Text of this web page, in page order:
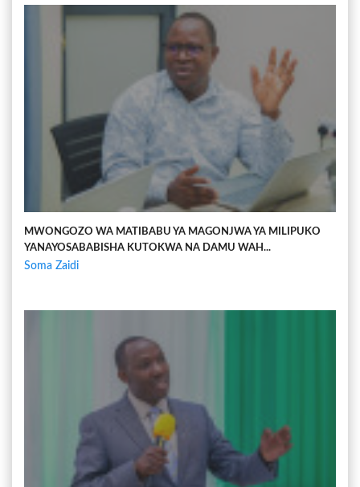
MWONGOZO WA MATIBABU YA MAGONJWA YA MILIPUKO
YANAYOSABABISHA KUTOKWA NA DAMU WAH...
Soma Zaidi